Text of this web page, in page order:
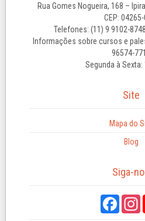
Rua Gomes Nogueira, 168 –
CEP: 04265-
Telefones: (11) 9 9102-
Informações sobre cursos e
96574-
Segunda à Sexta:
Site
Mapa do
Blog
Siga-